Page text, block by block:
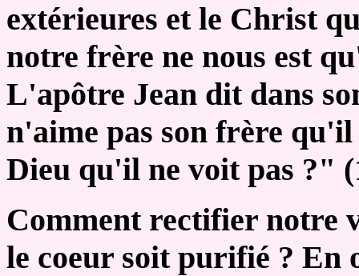
extérieures et le Christ
notre frère ne nous est
L'apôtre Jean dit dans
n'aime pas son frère
Dieu qu'il ne voit pas ?"
Comment rectifier notre
le coeur soit purifié ? En